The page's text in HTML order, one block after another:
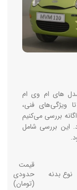
های ام وی ام
ویژگی‌های فنی،
بررسی می‌کنیم
این بررسی شامل
نوع بدنه
قیمت
حدودی
(تومان)